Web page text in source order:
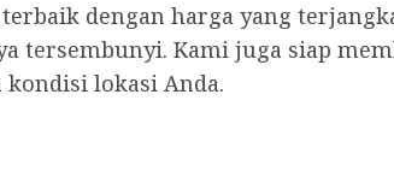
dengan harga yang
tersembunyi. Kami juga siap
lokasi Anda.